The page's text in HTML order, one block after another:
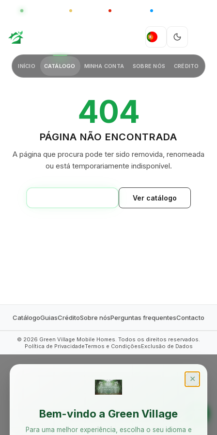
GLOBAL CHINA
PT
INÍCIO CATÁLOGO MINHA CONTA SOBRE NÓS CRÉDITO
404
PÁGINA NÃO ENCONTRADA
A página que procura pode ter sido removida, renomeada
ou está temporariamente indisponível.
Ver catálogo
CatálogoGuiasCréditoSobre nósPerguntas frequentesContacto
© 2026 Green Village Mobile Homes. Todos os direitos reservados.
Política de PrivacidadeTermos e CondiçõesExclusão de Dados
✕
Bem-vindo a Green Village
Para uma melhor experiência, escolha o seu idioma e